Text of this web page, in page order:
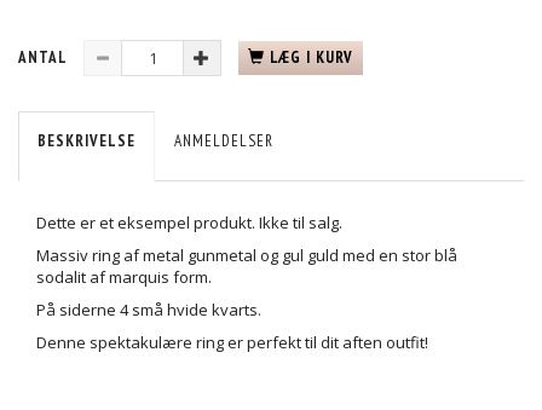
ANTAL LÆG I KURV
BESKRIVELSE ANMELDELSER
Dette er et eksempel produkt. Ikke til salg.
Massiv ring af metal gunmetal og gul guld med en stor blå
sodalit af marquis form.
På siderne 4 små hvide kvarts.
Denne spektakulære ring er perfekt til dit aften outfit!